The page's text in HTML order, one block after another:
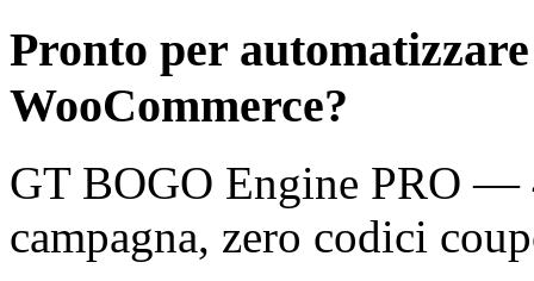
Pronto per
WooCommerce?
GT BOGO Engine PRO —
campagna, zero codici